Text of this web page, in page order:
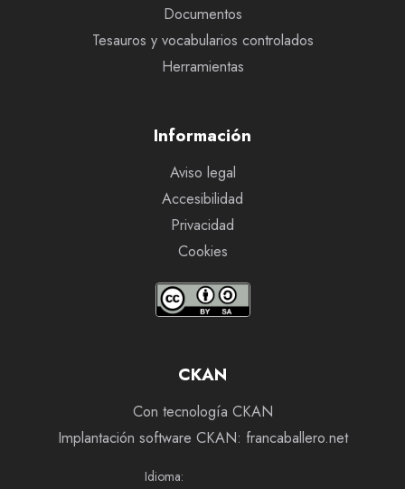
Documentos
Tesauros y vocabularios controlados
Herramientas
Información
Aviso legal
Accesibilidad
Privacidad
Cookies
CKAN
Con tecnología CKAN
Implantación software CKAN: francaballero.net
Idioma